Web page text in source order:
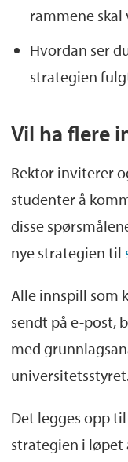
rammene skal
Hvordan ser
strategien
Vil ha flere
Rektor inviterer
studenter å
disse
nye strategien til
Alle innspill som
sendt på e-post,
med
Det legges opp
strategien i løpet